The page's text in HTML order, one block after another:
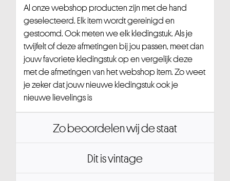
Al onze webshop producten zijn met de hand
geselecteerd. Elk item wordt gereinigd en
gestoomd. Ook meten we elk kledingstuk. Als je
twijfelt of deze afmetingen bij jou passen, meet dan
jouw favoriete kledingstuk op en vergelijk deze
met de afmetingen van het webshop item. Zo weet
je zeker dat jouw nieuwe kledingstuk ook je
nieuwe lievelings is
Zo beoordelen wij de staat
Dit is vintage